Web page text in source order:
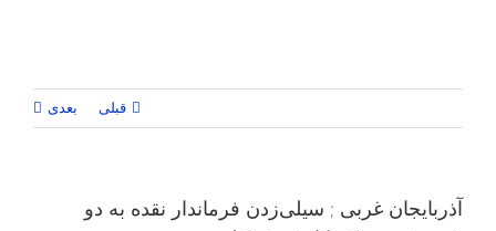
قبلی بعدی
آذربایجان غربی ; سیلی‌زدن فرماندار نقده به دو